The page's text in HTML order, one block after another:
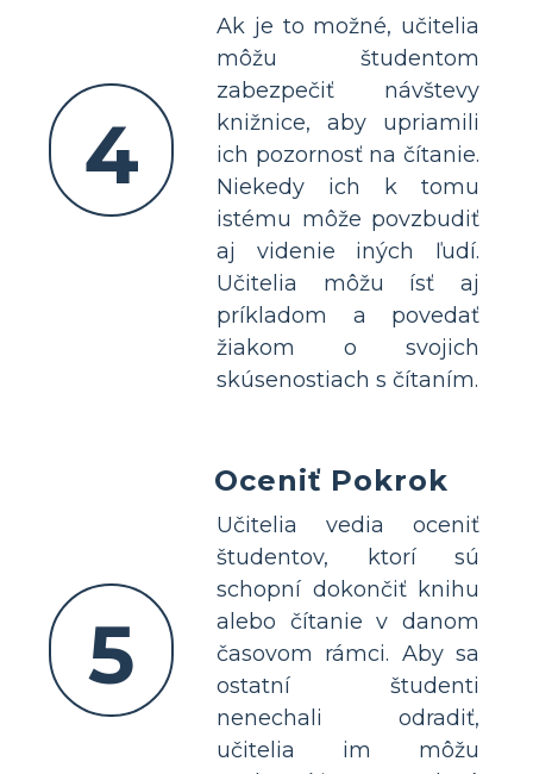
4
Ak je to možné, učitelia
môžu študentom
zabezpečiť návštevy
knižnice, aby upriamili
ich pozornosť na čítanie.
Niekedy ich k tomu
istému môže povzbudiť
aj videnie iných ľudí.
Učitelia môžu ísť aj
príkladom a povedať
žiakom o svojich
skúsenostiach s čítaním.
5
Oceniť Pokrok
Učitelia vedia oceniť
študentov, ktorí sú
schopní dokončiť knihu
alebo čítanie v danom
časovom rámci. Aby sa
ostatní študenti
nenechali odradiť,
učitelia im môžu